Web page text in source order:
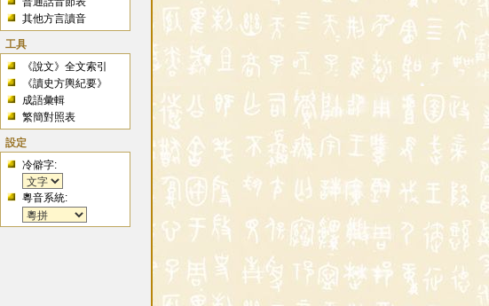
其他方言讀音
工具
《說文》全文索引
《讀史方輿紀要》
成語彙輯
繁簡對照表
設定
冷僻字:
粵音系統: